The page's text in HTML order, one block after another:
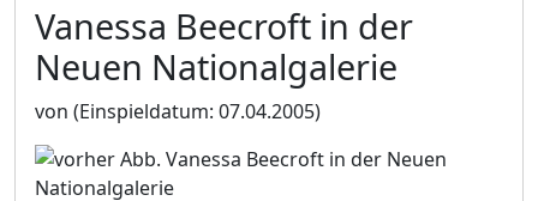
Vanessa Beecroft in der
Neuen Nationalgalerie
von (Einspieldatum: 07.04.2005)